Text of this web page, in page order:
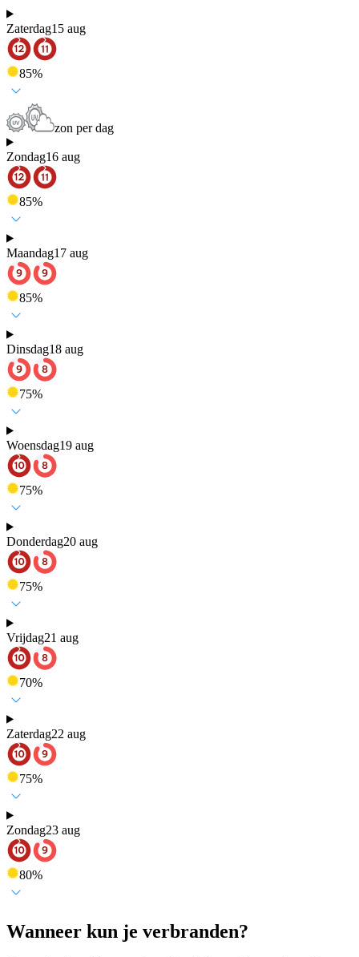
Zaterdag15 aug
85%
zon per dag
Zondag16 aug
85%
Maandag17 aug
85%
Dinsdag18 aug
75%
Woensdag19 aug
75%
Donderdag20 aug
75%
Vrijdag21 aug
70%
Zaterdag22 aug
75%
Zondag23 aug
80%
Wanneer kun je verbranden?